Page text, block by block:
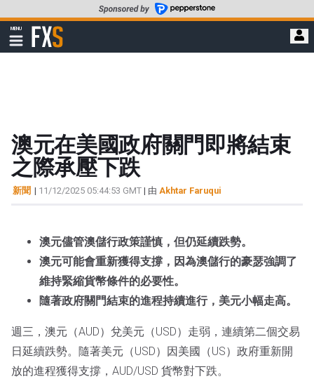
至
要
MENU
顯
示
FXStreet
澳元在美國政府關門即將結束
之際承壓下跌
新聞 | 11/12/2025 05:44:53 GMT | 由 Akhtar Faruqui
澳元儘管澳儲行政策謹慎，但仍延續跌勢。
澳元可能會重新獲得支撐，因為澳儲行的豪瑟強調了
維持緊縮貨幣條件的必要性。
隨著政府關門結束的進程持續進行，美元小幅走高。
週三，澳元（AUD）兌美元（USD）走弱，連續第二個交易
日延續跌勢。隨著美元（USD）因美國（US）政府重新開
放的進程獲得支撐，AUD/USD 貨幣對下跌。